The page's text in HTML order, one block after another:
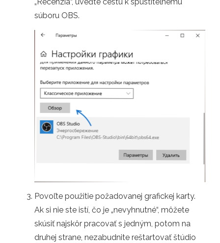
súboru OBS.
Povoľte použitie požadovanej grafickej karty.
Ak si nie ste istí, čo je „nevyhnutné“, môžete
skúsiť najskôr pracovať s jedným, potom na
druhej strane, nezabudnite reštartovať štúdio